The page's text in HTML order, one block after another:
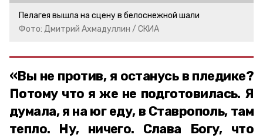
Пелагея вышла на сцену в белоснежной шали
Фото: Дмитрий Ахмадуллин / СКИА
«Вы не против, я останусь в пледике?
Потому что я же не подготовилась. Я
думала, я на юг еду, в Ставрополь, там
тепло. Ну, ничего. Слава Богу, что